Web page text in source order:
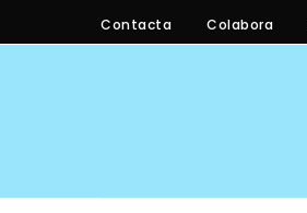
Contacta Colabora